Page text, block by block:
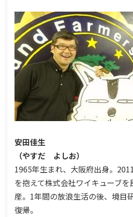
安田佳生
（やすだ よしお）
1965年生まれ、大阪府出身。
を抱えて株式会社ワイキューブ
産。1年間の放浪生活の後、境目
復帰。